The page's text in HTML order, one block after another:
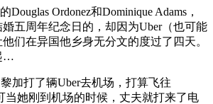
Douglas Ordonez和Dominique Adams，
五周年纪念日的，却因为Uber（也可能
们在异国他乡身无分文的度过了四天。
…
加打了辆Uber去机场，打算飞往
当她刚到机场的时候，丈夫就打来了电